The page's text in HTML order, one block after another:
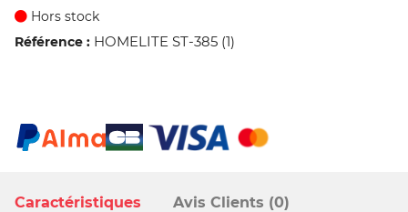
Caractéristiques Avis Clients (0)
Hors stock
Référence : HOMELITE ST-385 (1)